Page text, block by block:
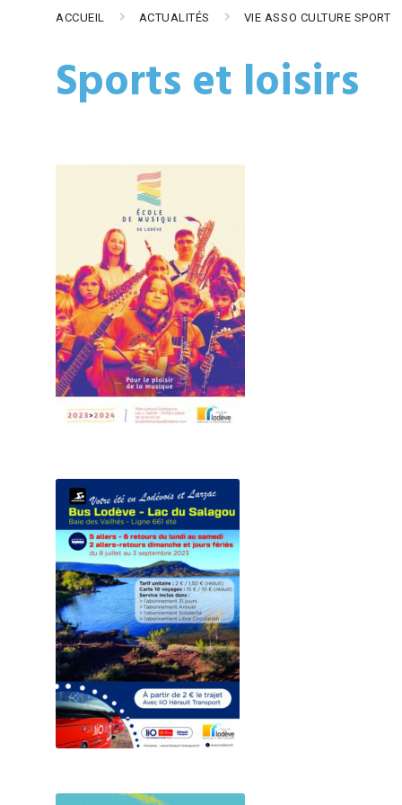
ACCUEIL ACTUALITÉS VIE ASSO CULTURE SPORT
Sports et loisirs